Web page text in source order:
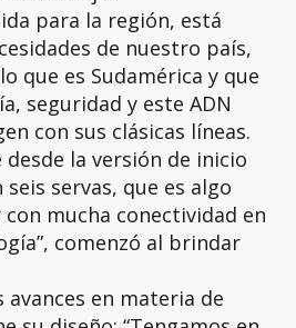
para la región, está
de nuestro país,
que es Sudamérica y que
seguridad y este ADN
con sus clásicas líneas.
desde la versión de inicio
servas, que es algo
mucha conectividad en
comenzó al brindar
avances en materia de